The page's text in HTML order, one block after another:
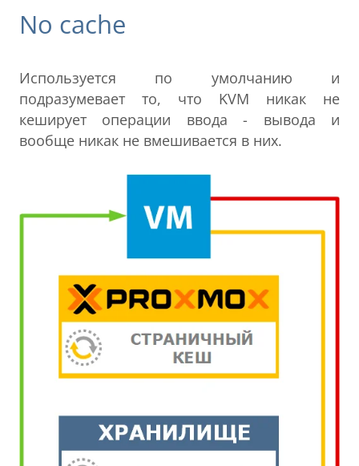
No cache
Используется по умолчанию и
подразумевает то, что KVM никак не
кеширует операции ввода - вывода и
вообще никак не вмешивается в них.